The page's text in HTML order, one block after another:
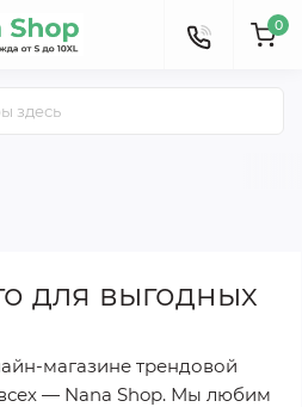
0
для выгодных
магазине трендовой
— Nana Shop. Мы любим